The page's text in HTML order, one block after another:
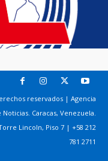
reservados | Agencia
Caracas, Venezuela.
Lincoln, Piso 7 | +58 212
781 2711